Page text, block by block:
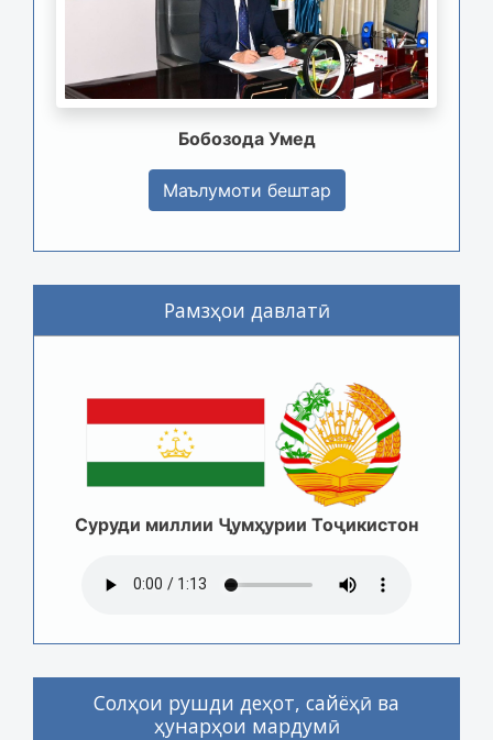
Бобозода Умед
Маълумоти бештар
Рамзҳои давлатӣ
Суруди миллии Ҷумҳурии Тоҷикистон
Солҳои рушди деҳот, сайёҳӣ ва
ҳунарҳои мардумӣ